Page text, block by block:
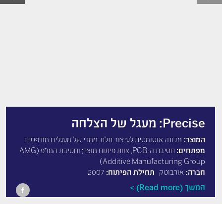
Precise: מעגל של הצלחה
המוצר: מכונה אוטומטית לעיצוב תלת-ממדי של מעגלים מודפסים
מפתחים:
חטיבת ה-PCB, צוות פיתוח מוצר; וחטיבת המו"פ AMG)
Additive Manufacturing Group)
חברה: אורבוטק תחילת הפיתוח: 2007
המשך (Read more)